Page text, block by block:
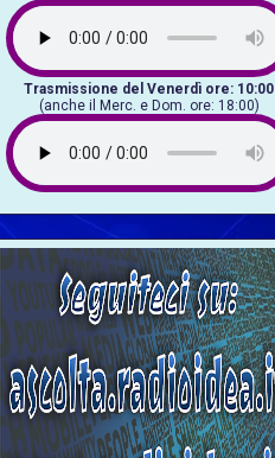
Trasmissione del Venerdì ore: 10:00
(anche il Merc. e Dom. ore: 18:00)